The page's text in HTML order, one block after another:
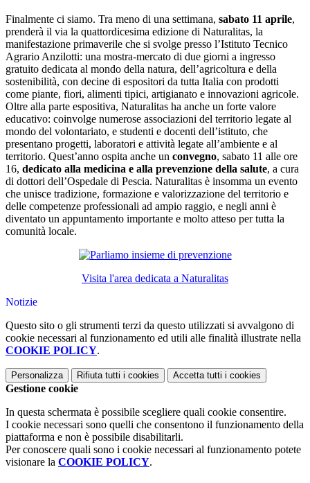
Finalmente ci siamo. Tra meno di una settimana, sabato 11 aprile,
prenderà il via la quattordicesima edizione di Naturalitas, la
manifestazione primaverile che si svolge presso l’Istituto Tecnico
Agrario Anzilotti: una mostra-mercato di due giorni a ingresso
gratuito dedicata al mondo della natura, dell’agricoltura e della
sostenibilità, con decine di espositori da tutta Italia con prodotti
come piante, fiori, alimenti tipici, artigianato e innovazioni agricole.
Oltre alla parte espositiva, Naturalitas ha anche un forte valore
educativo: coinvolge numerose associazioni del territorio legate al
mondo del volontariato, e studenti e docenti dell’istituto, che
presentano progetti, laboratori e attività legate all’ambiente e al
territorio. Quest’anno ospita anche un convegno, sabato 11 alle ore
16, dedicato alla medicina e alla prevenzione della salute, a cura
di dottori dell’Ospedale di Pescia. Naturalitas è insomma un evento
che unisce tradizione, formazione e valorizzazione del territorio e
delle competenze professionali ad ampio raggio, e negli anni è
diventato un appuntamento importante e molto atteso per tutta la
comunità locale.
Visita l'area dedicata a Naturalitas
Notizie
Questo sito o gli strumenti terzi da questo utilizzati si avvalgono di
cookie necessari al funzionamento ed utili alle finalità illustrate nella
COOKIE POLICY.
Personalizza Rifiuta tutti i cookies Accetta tutti i cookies
Gestione cookie
In questa schermata è possibile scegliere quali cookie consentire.
I cookie necessari sono quelli che consentono il funzionamento della
piattaforma e non è possibile disabilitarli.
Per conoscere quali sono i cookie necessari al funzionamento potete
visionare la COOKIE POLICY.